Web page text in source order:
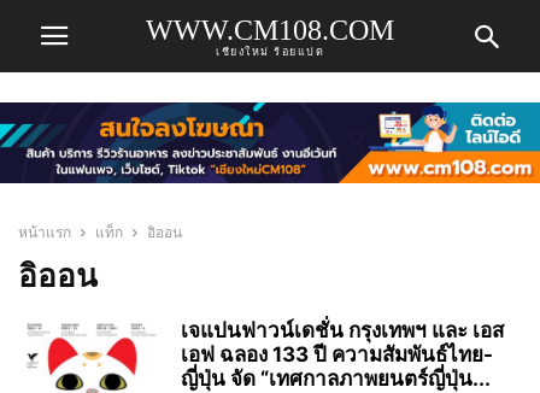
WWW.CM108.COM
เชียงใหม่ ร้อยแปด
หน้าแรก แท็ก อิออน
อิออน
เจแปนฟาวน์เดชั่น กรุงเทพฯ และ เอส
เอฟ ฉลอง 133 ปี ความสัมพันธ์ไทย-
ญี่ปุ่น จัด “เทศกาลภาพยนตร์ญี่ปุ่น...